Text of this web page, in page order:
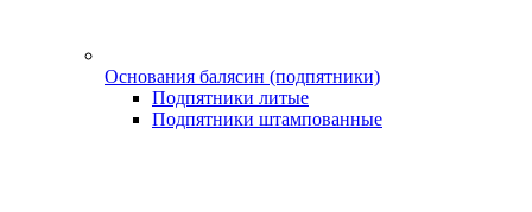
Основания балясин (подпятники)
Подпятники литые
Подпятники штампованные